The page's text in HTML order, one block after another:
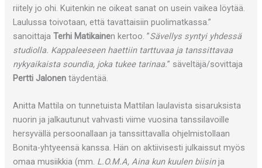
riitely jo ohi. Kuitenkin ne oikeat sanat on usein vaikea löytää.
Laulussa toivotaan, että tavattaisiin puolimatkassa.”
sanoittaja Terhi Matikainen kertoo. ”Sävellys syntyi yhdessä
studiolla. Kappaleeseen haettiin tarttuvaa ja tanssittavaa
nykyaikaista soundia, joka tukee tarinaa.” säveltäjä/sovittaja
Pertti Jalonentäydentää.
Anitta Mattila on tunnetuista Mattilan laulavista sisaruksista
nuorin ja jalkautunut vahvasti viime vuosina tanssilavoille
hersyvällä persoonallaan ja tanssittavalla ohjelmistollaan
Bonita-yhtyeensä kanssa. Hän on aktiivisesti julkaissut myös
omaa musiikkia (mm. L.O.M.A, Aina kun kuulen biisinja